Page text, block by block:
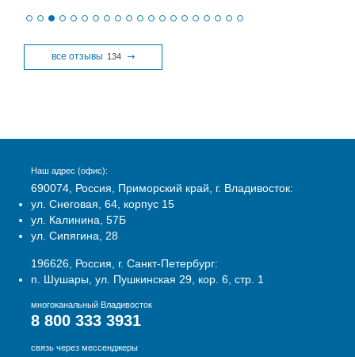
все отзывы 134
Наш адрес (офис):
690074, Россия, Приморский край, г. Владивосток:
ул. Снеговая, 64, корпус 15
ул. Калинина, 57Б
ул. Сипягина, 28
196626, Россия, г. Санкт-Петербург:
п. Шушары, ул. Пушкинская 29, кор. 6, стр. 1
многоканальный Владивосток
8 800 333 3931
связь через мессенджеры